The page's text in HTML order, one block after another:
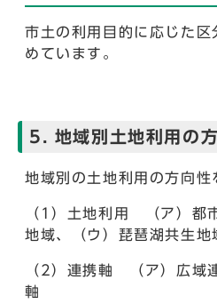
市土の利用目的に応じた
めています。
5. 地域別土地利用の
地域別の土地利用の方向性
（1）土地利用 （ア）都
地域、（ウ）琵琶湖共生
（2）連携軸 （ア）広域
軸